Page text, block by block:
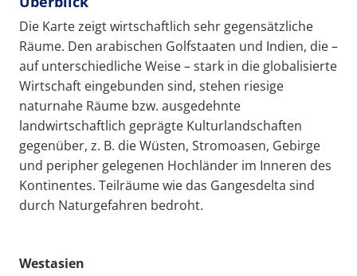
Die Karte zeigt wirtschaftlich sehr gegensätzliche
Räume. Den arabischen Golfstaaten und Indien, die –
auf unterschiedliche Weise – stark in die globalisierte
Wirtschaft eingebunden sind, stehen riesige
naturnahe Räume bzw. ausgedehnte
landwirtschaftlich geprägte Kulturlandschaften
gegenüber, z. B. die Wüsten, Stromoasen, Gebirge
und peripher gelegenen Hochländer im Inneren des
Kontinentes. Teilräume wie das Gangesdelta sind
durch Naturgefahren bedroht.
Westasien